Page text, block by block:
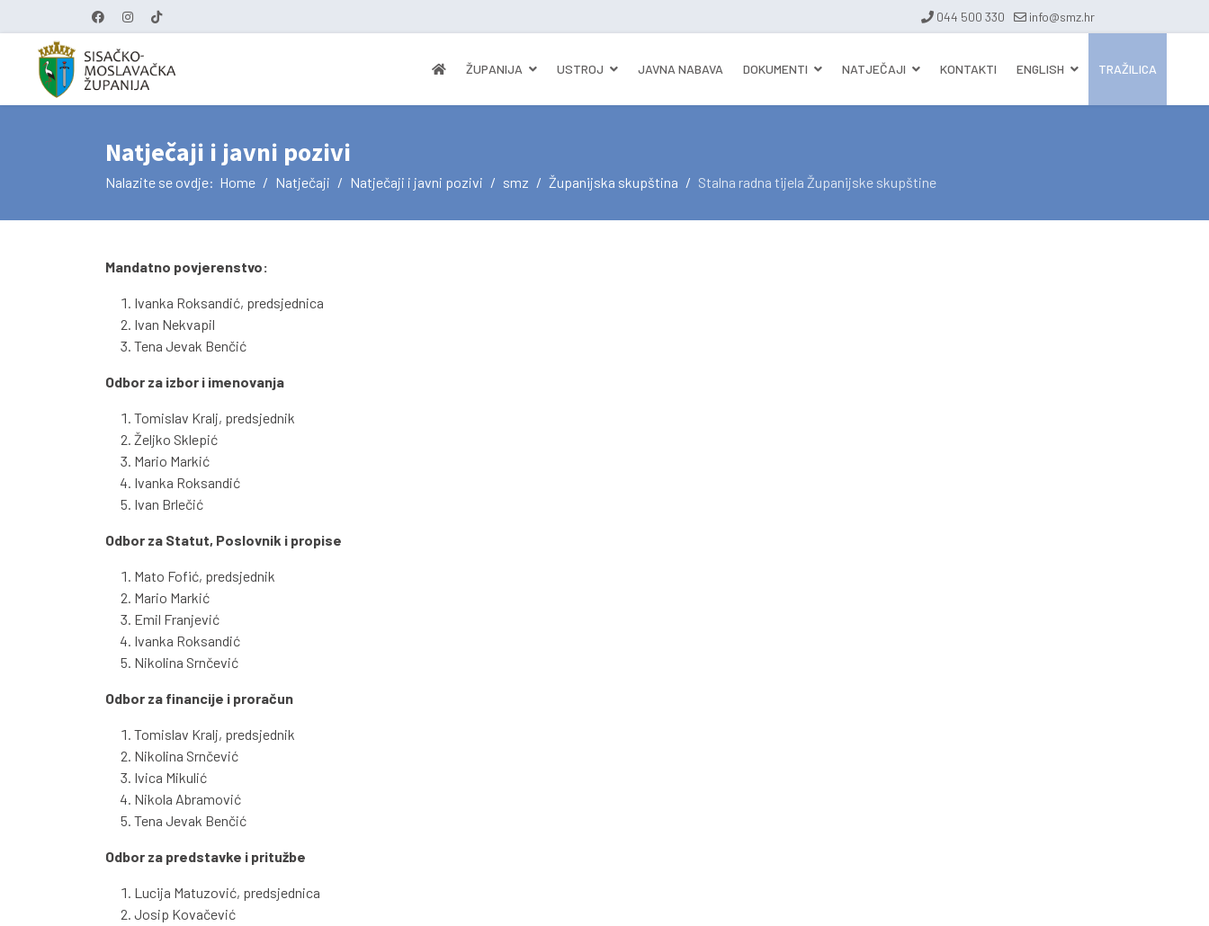
044 500 330 info@smz.hr
ŽUPANIJA USTROJ JAVNA NABAVA DOKUMENTI NATJEČAJI KONTAKTI ENGLISH TRAŽILICA
Natječaji i javni pozivi
Nalazite se ovdje: Home Natječaji Natječaji i javni pozivi smz Županijska skupština Stalna radna tijela Županijske skupštine
Mandatno povjerenstvo:
Ivanka Roksandić, predsjednica
Ivan Nekvapil
Tena Jevak Benčić
Odbor za izbor i imenovanja
Tomislav Kralj, predsjednik
Željko Sklepić
Mario Markić
Ivanka Roksandić
Ivan Brlečić
Odbor za Statut, Poslovnik i propise
Mato Fofić, predsjednik
Mario Markić
Emil Franjević
Ivanka Roksandić
Nikolina Srnčević
Odbor za financije i proračun
Tomislav Kralj, predsjednik
Nikolina Srnčević
Ivica Mikulić
Nikola Abramović
Tena Jevak Benčić
Odbor za predstavke i pritužbe
Lucija Matuzović, predsjednica
Josip Kovačević